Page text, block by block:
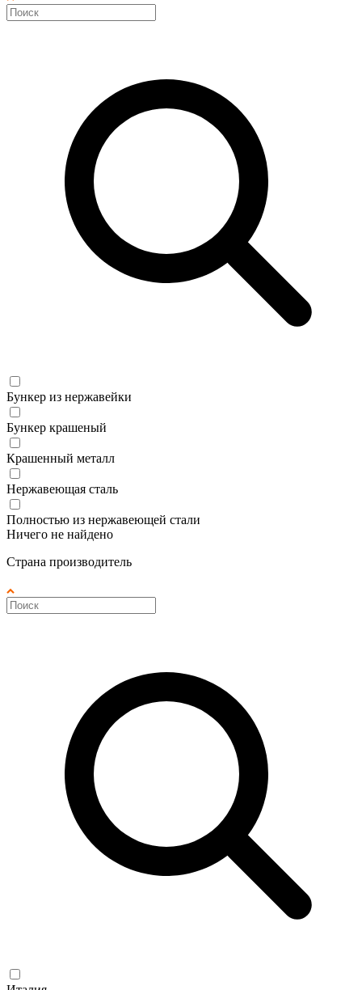
Бункер из нержавейки
Бункер крашеный
Крашенный металл
Нержавеющая сталь
Полностью из нержавеющей стали
Ничего не найдено
Страна производитель